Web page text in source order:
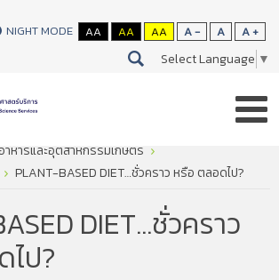
NIGHT MODE AA AA AA A - A A +
Select Language ▼
าหารและอุตสาหกรรมเกษตร
PLANT-BASED DIET…ชั่วคราว หรือ ตลอดไป?
DIET…ชั่วคราว
ป?